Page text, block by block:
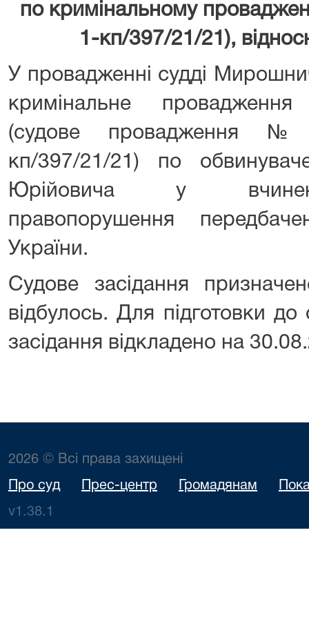
по кримінальному
1-кп/397/21/21),
У провадженні судді
кримінальне провадження
(судове провадження
кп/397/21/21) по
Юрійовича у
правопорушення
України.
Судове засідання
відбулось. Для підготовки до
засідання відкладено на
2026 © Всі права захищені
Про суд Прес-центр Громадянам
v1.38.1